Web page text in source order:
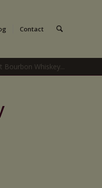
Contact
Bourbon Whiskey...